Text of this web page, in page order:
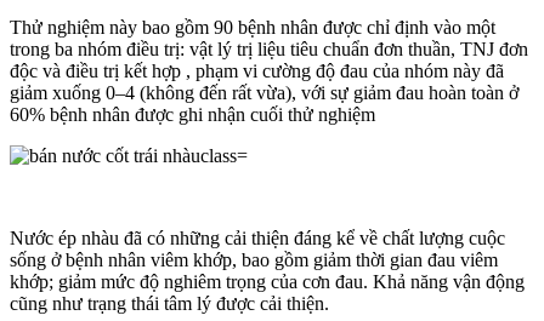
Thử nghiệm này bao gồm 90 bệnh nhân được chỉ định vào một
trong ba nhóm điều trị: vật lý trị liệu tiêu chuẩn đơn thuần, TNJ đơn
độc và điều trị kết hợp , phạm vi cường độ đau của nhóm này đã
giảm xuống 0–4 (không đến rất vừa), với sự giảm đau hoàn toàn ở
60% bệnh nhân được ghi nhận cuối thử nghiệm
Nước ép nhàu đã có những cải thiện đáng kể về chất lượng cuộc
sống ở bệnh nhân viêm khớp, bao gồm giảm thời gian đau viêm
khớp; giảm mức độ nghiêm trọng của cơn đau. Khả năng vận động
cũng như trạng thái tâm lý được cải thiện.